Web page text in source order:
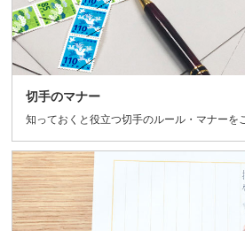
切手のマナー
知っておくと役立つ切手のルール・マナーを